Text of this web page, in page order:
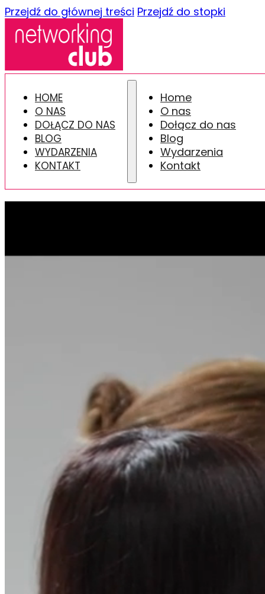
Przejdź do głównej treści Przejdź do stopki
HOME
O NAS
DOŁĄCZ DO NAS
BLOG
WYDARZENIA
KONTAKT
Home
O nas
Dołącz do nas
Blog
Wydarzenia
Kontakt